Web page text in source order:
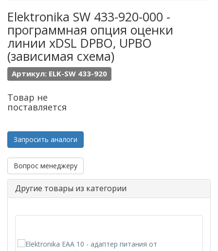
Elektronika SW 433-920-000 -
программная опция оценки
линии xDSL DPBO, UPBO
(зависимая схема)
Артикул: ELK-SW 433-920
Товар не
поставляется
Запросить аналоги
Вопрос менеджеру
Другие товары из категории